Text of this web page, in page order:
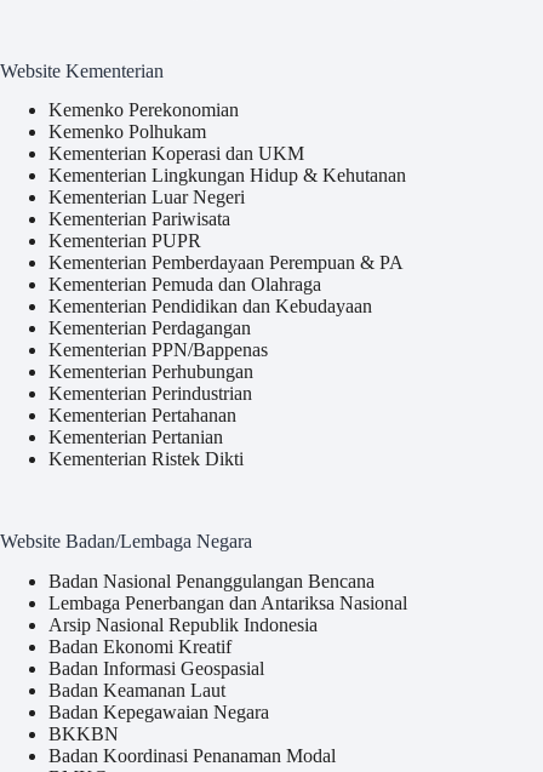
Website Kementerian
Kemenko Perekonomian
Kemenko Polhukam
Kementerian Koperasi dan UKM
Kementerian Lingkungan Hidup & Kehutanan
Kementerian Luar Negeri
Kementerian Pariwisata
Kementerian PUPR
Kementerian Pemberdayaan Perempuan & PA
Kementerian Pemuda dan Olahraga
Kementerian Pendidikan dan Kebudayaan
Kementerian Perdagangan
Kementerian PPN/Bappenas
Kementerian Perhubungan
Kementerian Perindustrian
Kementerian Pertahanan
Kementerian Pertanian
Kementerian Ristek Dikti
Website Badan/Lembaga Negara
Badan Nasional Penanggulangan Bencana
Lembaga Penerbangan dan Antariksa Nasional
Arsip Nasional Republik Indonesia
Badan Ekonomi Kreatif
Badan Informasi Geospasial
Badan Keamanan Laut
Badan Kepegawaian Negara
BKKBN
Badan Koordinasi Penanaman Modal